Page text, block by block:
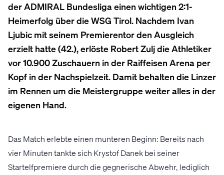
der ADMIRAL Bundesliga einen wichtigen 2:1-
Heimerfolg über die WSG Tirol. Nachdem Ivan
Ljubic mit seinem Premierentor den Ausgleich
erzielt hatte (42.), erlöste Robert Zulj die Athletiker
vor 10.900 Zuschauern in der Raiffeisen Arena per
Kopf in der Nachspielzeit. Damit behalten die Linzer
im Rennen um die Meistergruppe weiter alles in der
eigenen Hand.
Das Match erlebte einen munteren Beginn: Bereits nach
vier Minuten tankte sich Krystof Danek bei seiner
Startelfpremiere durch die gegnerische Abwehr, lediglich